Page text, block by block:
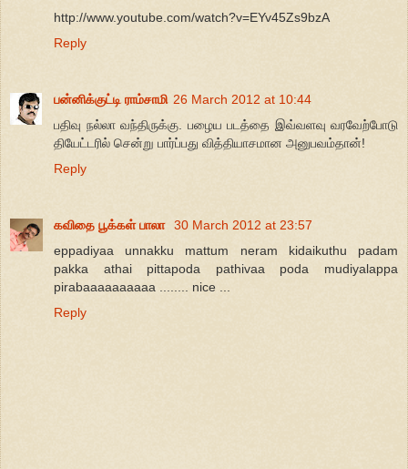
http://www.youtube.com/watch?v=EYv45Zs9bzA
Reply
பன்னிக்குட்டி ராம்சாமி 26 March 2012 at 10:44
பதிவு நல்லா வந்திருக்கு. பழைய படத்தை இவ்வளவு வரவேற்போடு
தியேட்டரில் சென்று பார்ப்பது வித்தியாசமான அனுபவம்தான்!
Reply
கவிதை பூக்கள் பாலா 30 March 2012 at 23:57
eppadiyaa unnakku mattum neram kidaikuthu padam
pakka athai pittapoda pathivaa poda mudiyalappa
pirabaaaaaaaaaa ........ nice ...
Reply